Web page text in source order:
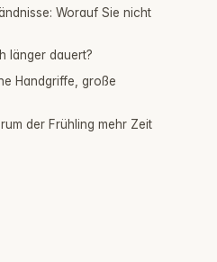
Worauf Sie nicht
länger dauert?
Handgriffe, große
der Frühling mehr Zeit